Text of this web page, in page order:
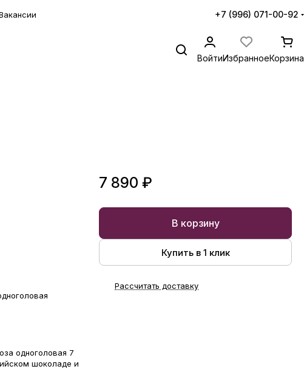
+7 (996) 071-00-92
ВойтиИзбранноеКорзина
одноголовая 7
шоколаде и
7 890 ₽
В корзину
Купить в 1 клик
Рассчитать доставку